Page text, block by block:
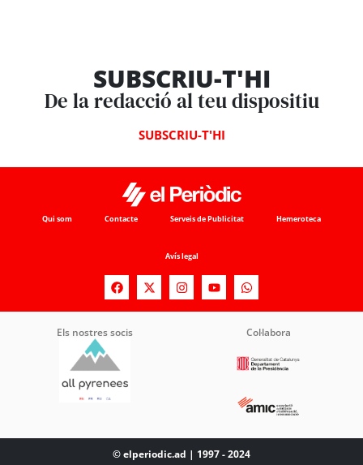
SUBSCRIU-T'HI
De la redacció al teu dispositiu
SUBSCRIU-T'HI
Qui som Contacte Serveis de Publicitat Hemeroteca
Avís legal
Els nostres socis Col·labora
© elperiodic.ad | 1997 - 2024